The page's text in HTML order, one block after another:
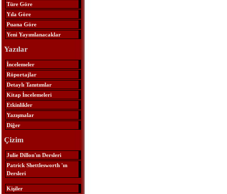
Türe Göre
Yıla Göre
Puana Göre
Yeni Yayımlanacaklar
Yazılar
İncelemeler
Röportajlar
Detaylı Tanıtımlar
Kitap İncelemeleri
Etkinlikler
Yazışmalar
Diğer
Çizim
Julie Dillon'ın Dersleri
Patrick Shettlesworth 'ın
Dersleri
Kişiler